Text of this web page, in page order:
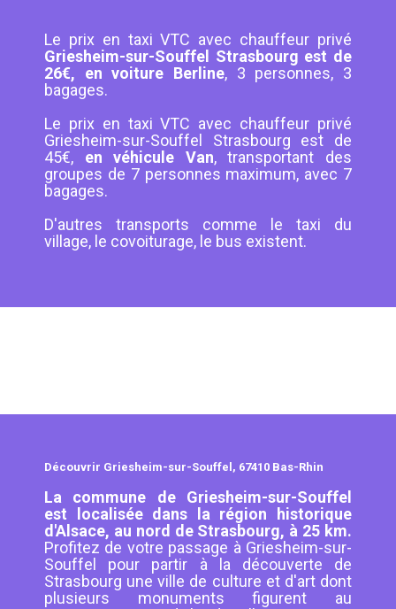
Le prix en taxi VTC avec chauffeur privé
Griesheim-sur-Souffel Strasbourg est de
26€, en voiture Berline, 3 personnes, 3
bagages.
Le prix en taxi VTC avec chauffeur privé
Griesheim-sur-Souffel Strasbourg est de
45€, en véhicule Van, transportant des
groupes de 7 personnes maximum, avec 7
bagages.
D'autres transports comme le taxi du
village, le covoiturage, le bus existent.
Découvrir Griesheim-sur-Souffel, 67410 Bas-Rhin
La commune de Griesheim-sur-Souffel
est localisée dans la région historique
d'Alsace, au nord de Strasbourg, à 25 km.
Profitez de votre passage à Griesheim-sur-
Souffel pour partir à la découverte de
Strasbourg une ville de culture et d'art dont
plusieurs monuments figurent au